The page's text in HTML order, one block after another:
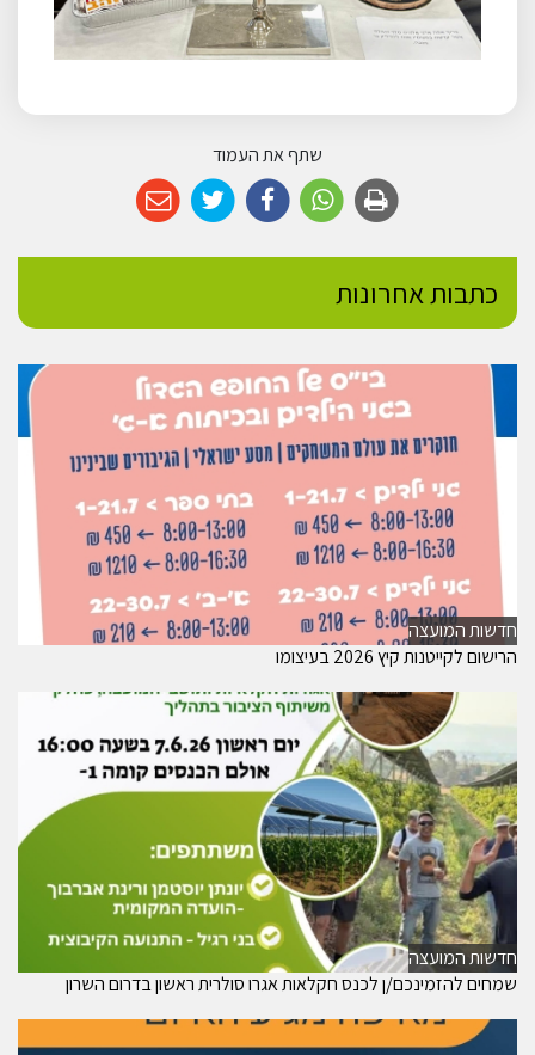
שתף את העמוד
כתבות אחרונות
חדשות המועצה
הרישום לקייטנות קיץ 2026 בעיצומו
חדשות המועצה
שמחים להזמינכם/ן לכנס חקלאות אגרו סולרית ראשון בדרום השרון